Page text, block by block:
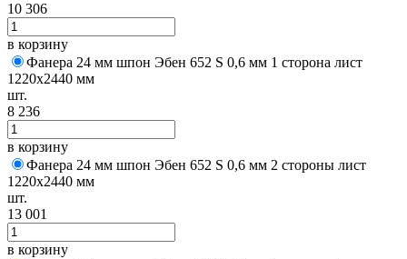
10 306
в корзину
Фанера 24 мм шпон Эбен 652 S 0,6 мм 1 сторона лист
1220х2440 мм
шт.
8 236
в корзину
Фанера 24 мм шпон Эбен 652 S 0,6 мм 2 стороны лист
1220х2440 мм
шт.
13 001
в корзину